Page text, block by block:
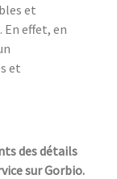
et
En effet, en
et
des détails
sur Gorbio.